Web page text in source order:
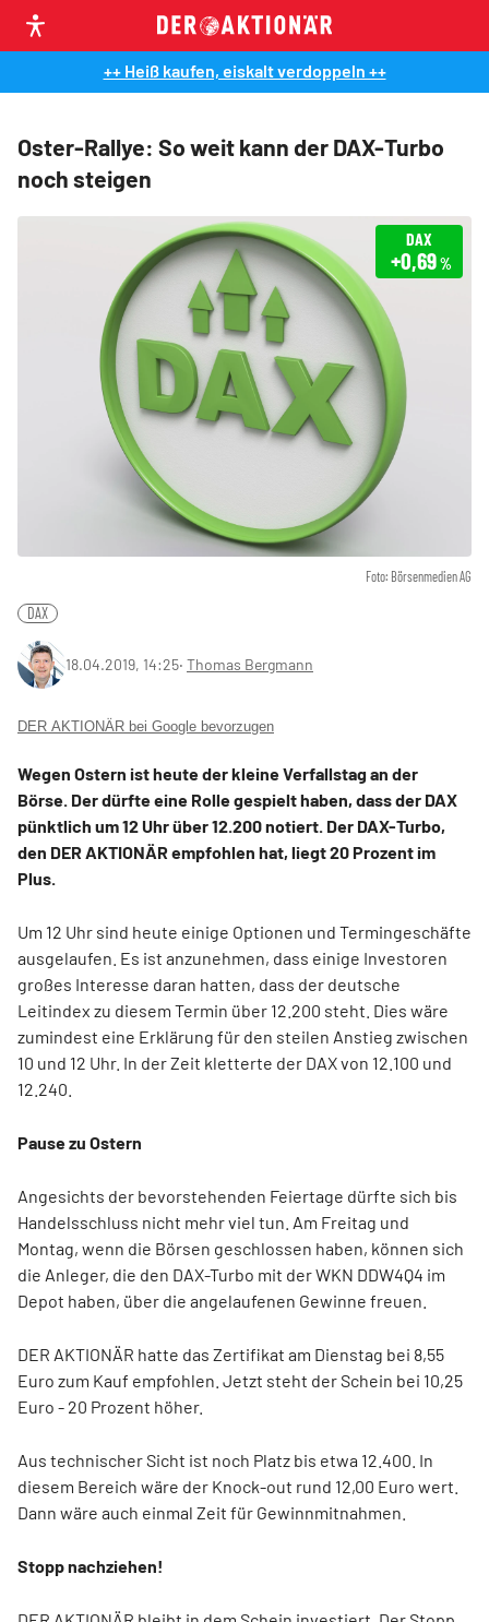
++ Heiß kaufen, eiskalt verdoppeln ++
Oster-Rallye: So weit kann der DAX-Turbo
noch steigen
Foto: Börsenmedien AG
DAX
+0,69%
DAX
18.04.2019, 14:25‧ Thomas Bergmann
DER AKTIONÄR bei Google bevorzugen
Wegen Ostern ist heute der kleine Verfallstag an der
Börse. Der dürfte eine Rolle gespielt haben, dass der DAX
pünktlich um 12 Uhr über 12.200 notiert. Der DAX-Turbo,
den DER AKTIONÄR empfohlen hat, liegt 20 Prozent im
Plus.
Um 12 Uhr sind heute einige Optionen und Termingeschäfte
ausgelaufen. Es ist anzunehmen, dass einige Investoren
großes Interesse daran hatten, dass der deutsche
Leitindex zu diesem Termin über 12.200 steht. Dies wäre
zumindest eine Erklärung für den steilen Anstieg zwischen
10 und 12 Uhr. In der Zeit kletterte der DAX von 12.100 und
12.240.
Pause zu Ostern
Angesichts der bevorstehenden Feiertage dürfte sich bis
Handelsschluss nicht mehr viel tun. Am Freitag und
Montag, wenn die Börsen geschlossen haben, können sich
die Anleger, die den DAX-Turbo mit der WKN DDW4Q4 im
Depot haben, über die angelaufenen Gewinne freuen.
DER AKTIONÄR hatte das Zertifikat am Dienstag bei 8,55
Euro zum Kauf empfohlen. Jetzt steht der Schein bei 10,25
Euro - 20 Prozent höher.
Aus technischer Sicht ist noch Platz bis etwa 12.400. In
diesem Bereich wäre der Knock-out rund 12,00 Euro wert.
Dann wäre auch einmal Zeit für Gewinnmitnahmen.
Stopp nachziehen!